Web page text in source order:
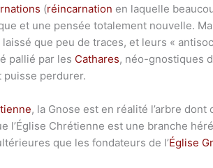
(réincarnation en laquelle
et une pensée totalement nouvelle.
laissé que peu de traces, et leurs «
pallié par les Cathares, néo-gnostiques
puisse perdurer.
, la Gnose est en réalité l’arbre
l’Église Chrétienne est une branche
que les fondateurs de l’Église